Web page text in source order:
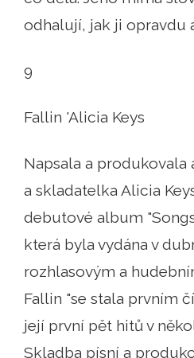
odhalují, jak ji opravdu
9
Fallin 'Alicia Keys
Napsala a produkovala
a skladatelka Alicia
debutové album
která byla vydána v
rozhlasovým a
Fallin "se stala prvním
její první pět hitů v
Skladba písní a